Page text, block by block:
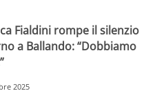
Fialdini rompe il silenzio
a Ballando: “Dobbiamo
2025